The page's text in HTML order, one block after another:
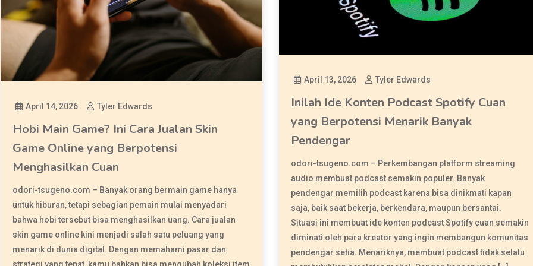
April 14, 2026 Tyler Edwards
Hobi Main Game? Ini Cara Jualan Skin
Game Online yang Berpotensi
Menghasilkan Cuan
odori-tsugeno.com – Banyak orang bermain game hanya
untuk hiburan, tetapi sebagian pemain mulai menyadari
bahwa hobi tersebut bisa menghasilkan uang. Cara jualan
skin game online kini menjadi salah satu peluang yang
menarik di dunia digital. Dengan memahami pasar dan
April 13, 2026 Tyler Edwards
Inilah Ide Konten Podcast Spotify Cuan
yang Berpotensi Menarik Banyak
Pendengar
odori-tsugeno.com – Perkembangan platform streaming
audio membuat podcast semakin populer. Banyak
pendengar memilih podcast karena bisa dinikmati kapan
saja, baik saat bekerja, berkendara, maupun bersantai.
Situasi ini membuat ide konten podcast Spotify cuan semakin
diminati oleh para kreator yang ingin membangun komunitas
pendengar setia. Menariknya, membuat podcast tidak selalu